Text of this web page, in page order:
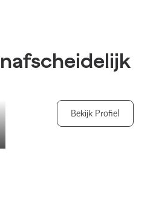
Bekijk Profiel